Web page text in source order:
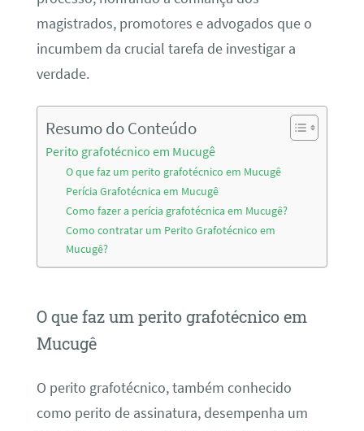
magistrados, promotores e advogados que o
incumbem da crucial tarefa de investigar a
verdade.
Resumo do Conteúdo
Perito grafotécnico em Mucugê
O que faz um perito grafotécnico em Mucugê
Perícia Grafotécnica em Mucugê
Como fazer a perícia grafotécnica em Mucugê?
Como contratar um Perito Grafotécnico em
Mucugê?
O que faz um perito grafotécnico em
Mucugê
O perito grafotécnico, também conhecido
como perito de assinatura, desempenha um